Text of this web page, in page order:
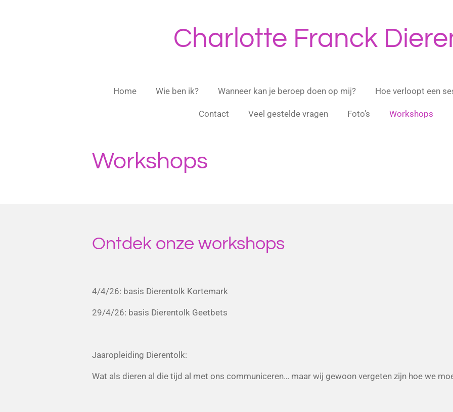
Charlotte Franck
Home Wie ben ik? Wanneer kan je beroep doen op mij? Hoe verloopt een
Contact Veel gestelde vragen Foto’s Workshops
Workshops
Ontdek onze workshops
4/4/26: basis Dierentolk Kortemark
29/4/26: basis Dierentolk Geetbets
Jaaropleiding Dierentolk:
Wat als dieren al die tijd al met ons communiceren… maar wij gewoon vergeten zijn hoe we